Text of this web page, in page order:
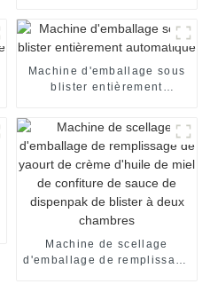
d'emballage encartonneuse
automatique machine de
mise en carton
Machine d'emballage sous
blister entièrement
Machine de scellage
d'emballage de remplissage